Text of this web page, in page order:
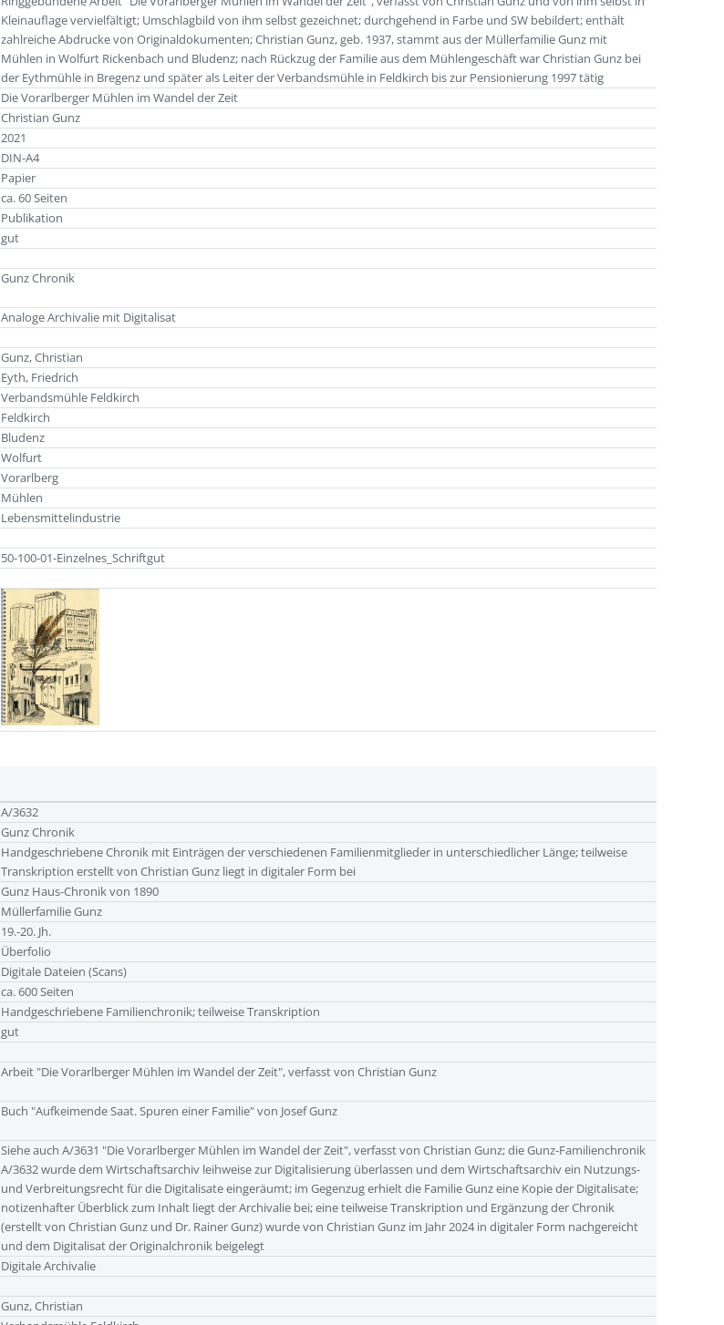
Kleinauflage vervielfältigt; Umschlagbild von ihm selbst gezeichnet; durchgehend in Farbe und SW bebildert; enthält
zahlreiche Abdrucke von Originaldokumenten; Christian Gunz, geb. 1937, stammt aus der Müllerfamilie Gunz mit
Mühlen in Wolfurt Rickenbach und Bludenz; nach Rückzug der Familie aus dem Mühlengeschäft war Christian Gunz bei
der Eythmühle in Bregenz und später als Leiter der Verbandsmühle in Feldkirch bis zur Pensionierung 1997 tätig
Die Vorarlberger Mühlen im Wandel der Zeit
Christian Gunz
2021
DIN-A4
Papier
ca. 60 Seiten
Publikation
gut
Gunz Chronik
Analoge Archivalie mit Digitalisat
Gunz, Christian
Eyth, Friedrich
Verbandsmühle Feldkirch
Feldkirch
Bludenz
Wolfurt
Vorarlberg
Mühlen
Lebensmittelindustrie
50-100-01-Einzelnes_Schriftgut
A/3632
Gunz Chronik
Handgeschriebene Chronik mit Einträgen der verschiedenen Familienmitglieder in unterschiedlicher Länge; teilweise
Transkription erstellt von Christian Gunz liegt in digitaler Form bei
Gunz Haus-Chronik von 1890
Müllerfamilie Gunz
19.-20. Jh.
Überfolio
Digitale Dateien (Scans)
ca. 600 Seiten
Handgeschriebene Familienchronik; teilweise Transkription
gut
Arbeit "Die Vorarlberger Mühlen im Wandel der Zeit", verfasst von Christian Gunz
Buch "Aufkeimende Saat. Spuren einer Familie" von Josef Gunz
Siehe auch A/3631 "Die Vorarlberger Mühlen im Wandel der Zeit", verfasst von Christian Gunz; die Gunz-Familienchronik
A/3632 wurde dem Wirtschaftsarchiv leihweise zur Digitalisierung überlassen und dem Wirtschaftsarchiv ein Nutzungs-
und Verbreitungsrecht für die Digitalisate eingeräumt; im Gegenzug erhielt die Familie Gunz eine Kopie der Digitalisate;
notizenhafter Überblick zum Inhalt liegt der Archivalie bei; eine teilweise Transkription und Ergänzung der Chronik
(erstellt von Christian Gunz und Dr. Rainer Gunz) wurde von Christian Gunz im Jahr 2024 in digitaler Form nachgereicht
und dem Digitalisat der Originalchronik beigelegt
Digitale Archivalie
Gunz, Christian